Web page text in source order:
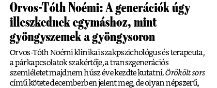
Orvos-Tóth Noémi: A generációk úgy
illeszkednek egymáshoz, mint
gyöngyszemek a gyöngysoron
Orvos-Tóth Noémi klinikai szakpszichológus és terapeuta,
a párkapcsolatok szakértője, a transzgenerációs
szemléletet majdnem húsz éve kezdte kutatni.Örökölt sors
című kötete decemberben jelent meg, de olyan népszerű,